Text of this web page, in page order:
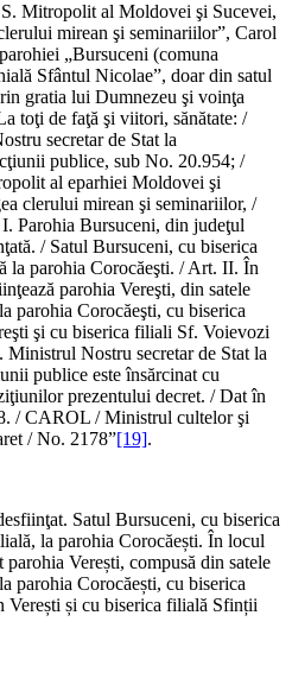
Mitropolit al Moldovei şi Sucevei,
mirean şi seminariilor”, Carol
„Bursuceni (comuna
Sfântul Nicolae”, doar din satul
gratia lui Dumnezeu şi voinţa
toţi de faţă şi viitori, sănătate: /
secretar de Stat la
publice, sub No. 20.954; /
al eparhiei Moldovei şi
clerului mirean şi seminariilor, /
Parohia Bursuceni, din judeţul
/ Satul Bursuceni, cu biserica
la parohia Corocăeşti. / Art. II. În
parohia Vereşti, din satele
parohia Corocăeşti, cu biserica
şi cu biserica filiali Sf. Voievozi
Nostru secretar de Stat la
publice este însărcinat cu
prezentului decret. / Dat în
/ CAROL / Ministrul cultelor şi
/ No. 2178”[19].
Satul Bursuceni, cu biserica
la parohia Corocăești. În locul
Verești, compusă din satele
parohia Corocăești, cu biserica
Verești și cu biserica filială Sfinții